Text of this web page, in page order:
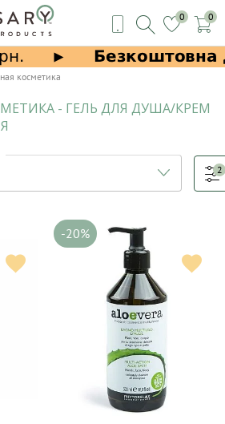
0 0
косметика
- ГЕЛЬ ДЛЯ ДУША/КРЕМ
2
-20%